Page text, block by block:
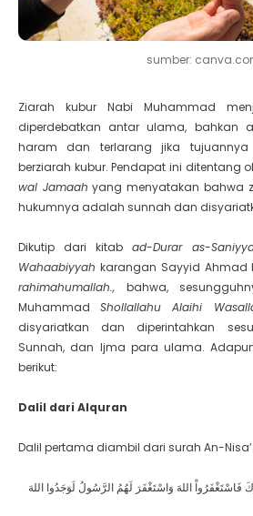
sumber:
Ziarah kubur Nabi Muhammad
diperdebatkan antar ulama, bahkan
haram dan terlarang jika
berziarah kubur. Pendapat ini ditentang
wal Jamaah yang menyatakan bahwa
hukumnya adalah sunnah dan
Dikutip dari kitab ad-Durar as-
Wahaabiyyah karangan Sayyid Ahmad
rahimahumallah., bahwa,
MuhammadShollallahu Alaihi
disyariatkan dan diperintahkan
Sunnah, dan Ijma para ulama.
berikut:
Dalil dari Alquran
Dalil pertama diambil dari surah An-
فَاسْتَغْفَرُواْ اللهَ وَاسْتَغْفَرَ لَهُمُ الرَّسُولُ لَوَجَدُوا اللهَ